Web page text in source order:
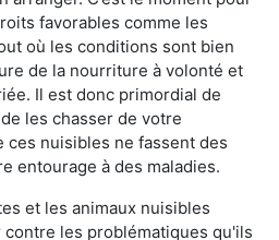
favorables comme les
où les conditions sont bien
de la nourriture à volonté et
Il est donc primordial de
les chasser de votre
ces nuisibles ne fassent des
entourage à des maladies.
et les animaux nuisibles
les problématiques qu'ils